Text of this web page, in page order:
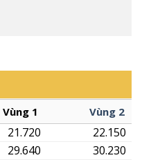
Vùng 1 Vùng 2
22.150
21.720
30.230
29.640